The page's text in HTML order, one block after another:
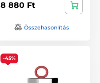
8 880 Ft
Összehasonlítás
-45%